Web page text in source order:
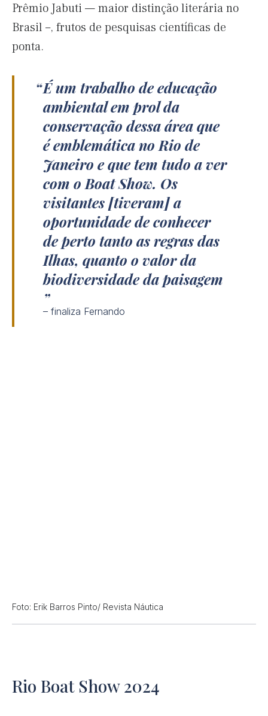
Prêmio Jabuti — maior distinção literária no
Brasil –, frutos de pesquisas científicas de
ponta.
É um trabalho de educação
ambiental em prol da
conservação dessa área que
é emblemática no Rio de
Janeiro e que tem tudo a ver
com o Boat Show. Os
visitantes [tiveram] a
oportunidade de conhecer
de perto tanto as regras das
Ilhas, quanto o valor da
biodiversidade da paisagem
– finaliza Fernando
Foto: Erik Barros Pinto/ Revista Náutica
Rio Boat Show 2024